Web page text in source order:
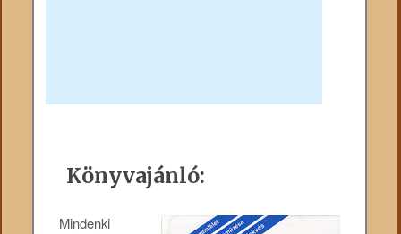
Könyvajánló:
Mindenki